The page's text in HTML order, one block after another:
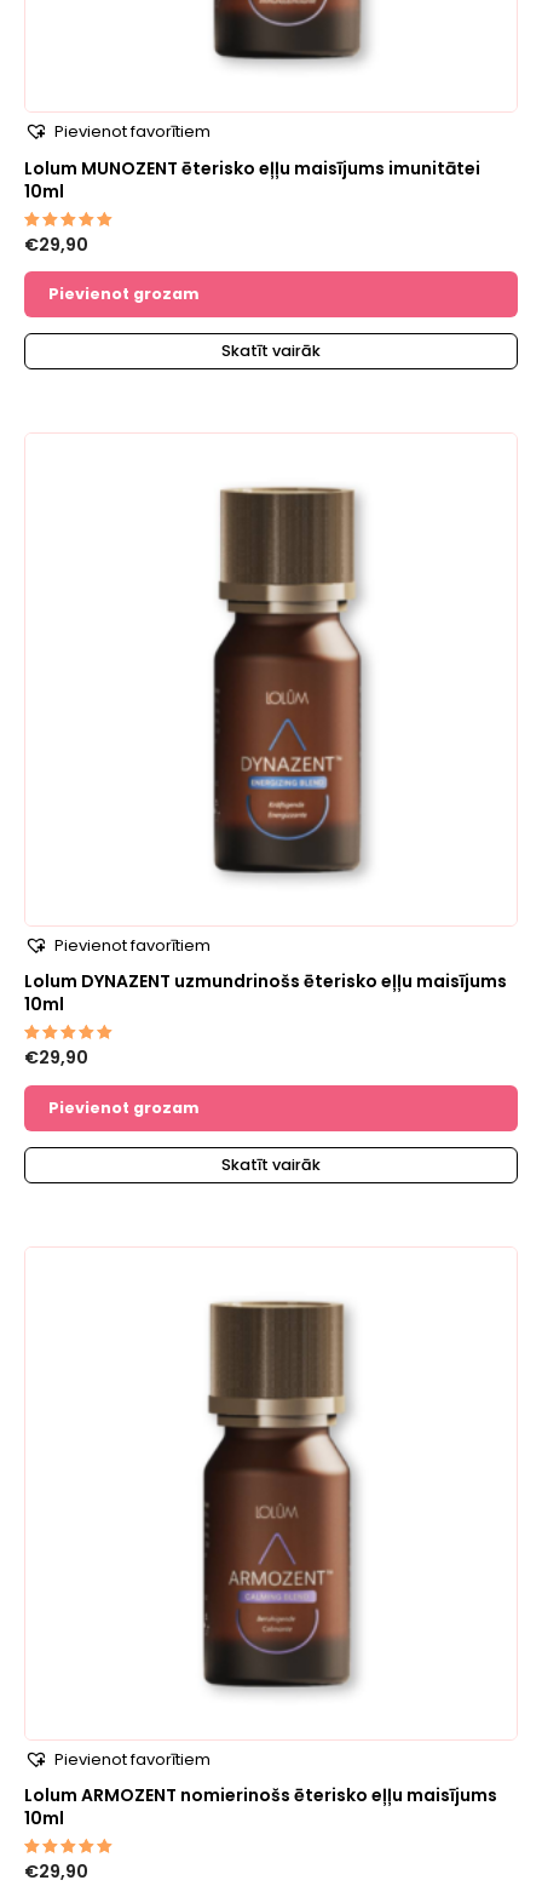
Pievienot favorītiem
Lolum MUNOZENT ēterisko eļļu maisījums imunitātei
10ml
Novērtēts
ar
5.00
€29,90
Pievienot grozam
Skatīt vairāk
Pievienot favorītiem
Lolum DYNAZENT uzmundrinošs ēterisko eļļu maisījums
10ml
Novērtēts
5.00
€29,90
Pievienot grozam
Skatīt vairāk
Pievienot favorītiem
Lolum ARMOZENT nomierinošs ēterisko eļļu maisījums
10ml
Novērtēts
€29,90